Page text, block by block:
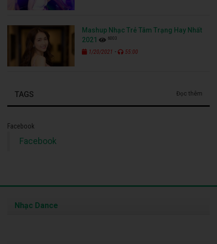
Mashup Nhạc Trẻ Tâm Trạng Hay Nhất
2021
6003
1/20/2021 - 55:00
TAGS Đọc thêm
Facebook
Facebook
Nhạc Dance